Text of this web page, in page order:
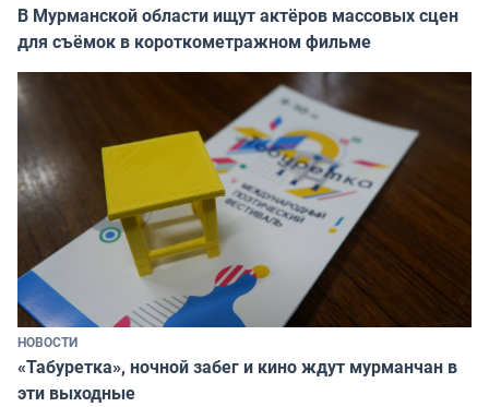
В Мурманской области ищут актёров массовых сцен
для съёмок в короткометражном фильме
НОВОСТИ
«Табуретка», ночной забег и кино ждут мурманчан в
эти выходные